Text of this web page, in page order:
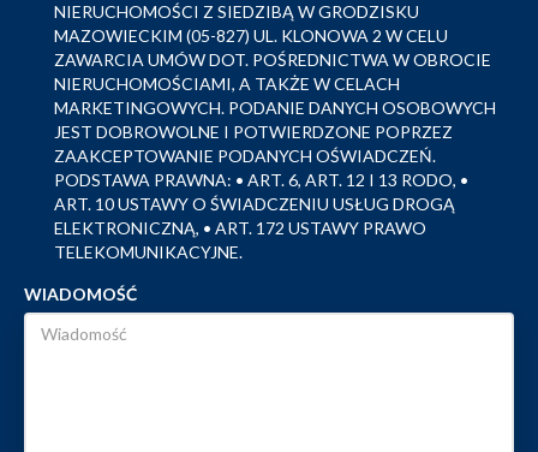
NIERUCHOMOŚCI Z SIEDZIBĄ W GRODZISKU
MAZOWIECKIM (05-827) UL. KLONOWA 2 W CELU
ZAWARCIA UMÓW DOT. POŚREDNICTWA W OBROCIE
NIERUCHOMOŚCIAMI, A TAKŻE W CELACH
MARKETINGOWYCH. PODANIE DANYCH OSOBOWYCH
JEST DOBROWOLNE I POTWIERDZONE POPRZEZ
ZAAKCEPTOWANIE PODANYCH OŚWIADCZEŃ.
PODSTAWA PRAWNA: • ART. 6, ART. 12 I 13 RODO, •
ART. 10 USTAWY O ŚWIADCZENIU USŁUG DROGĄ
ELEKTRONICZNĄ, • ART. 172 USTAWY PRAWO
TELEKOMUNIKACYJNE.
WIADOMOŚĆ